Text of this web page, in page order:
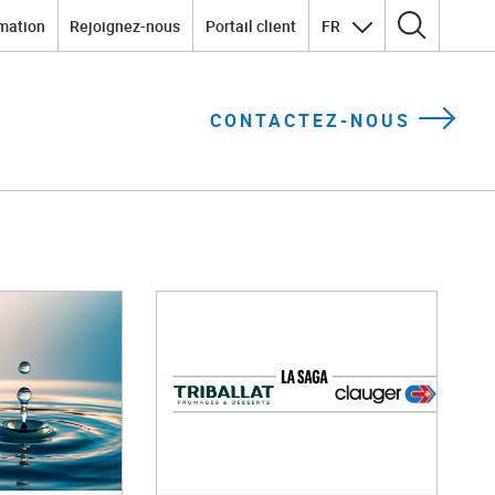
Rejoignez-nous Portail client FR Rechercher :
CONTACTEZ-NOUS